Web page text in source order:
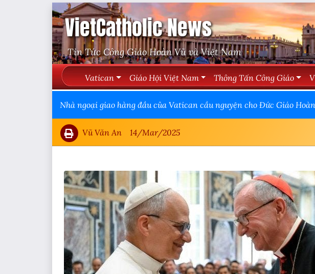
VietCatholic News
Tin Tức Công Giáo Hoàn Vũ và Việt Nam
Vatican Giáo Hội Việt Nam Thông Tấn Công Giáo
Nhà ngoại giao hàng đầu của Vatican cầu nguyện cho Đức Giáo
Vũ Văn An 14/Mar/2025